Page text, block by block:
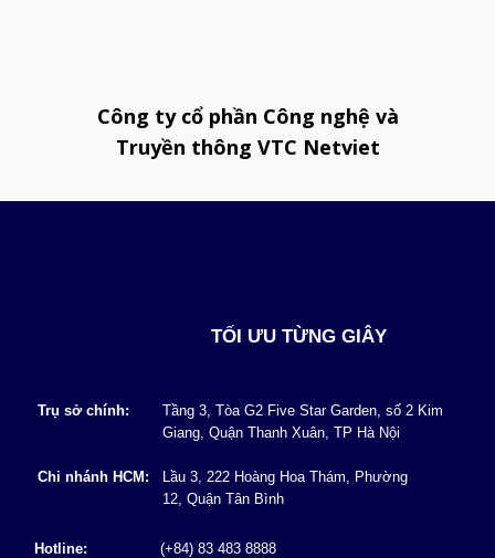
Công ty cổ phần Công nghệ và
Truyền thông VTC Netviet
Trụ sở chính:
Tầng 3, Tòa G2 Five Star Garden, số 2 Kim
Giang, Quận Thanh Xuân, TP Hà Nội
Chi nhánh HCM:
Lầu 3, 222 Hoàng Hoa Thám, Phường
12, Quận Tân Bình
TỐI ƯU TỪNG GIÂY
Hotline: (+84) 83 483 8888